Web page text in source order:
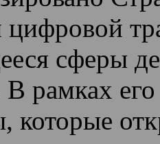
цифровой
сферы
рамках
которые